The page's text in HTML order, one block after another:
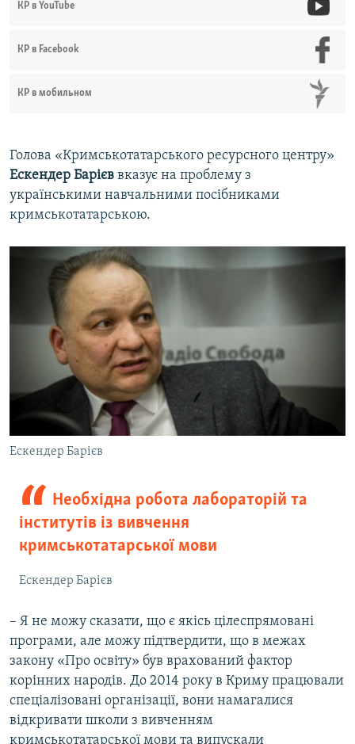
КР в YouTube
КР в Facebook
КР в мобильном
Голова «Кримськотатарського ресурсного центру»
Ескендер Барієв вказує на проблему з
українськими навчальними посібниками
кримськотатарською.
Ескендер Барієв
Необхідна робота лабораторій та
інститутів із вивчення
кримськотатарської мови
Ескендер Барієв
– Я не можу сказати, що є якісь цілеспрямовані
програми, але можу підтвердити, що в межах
закону «Про освіту» був врахований фактор
корінних народів. До 2014 року в Криму працювали
спеціалізовані організації, вони намагалися
відкривати школи з вивченням
кримськотатарської мови та випускали